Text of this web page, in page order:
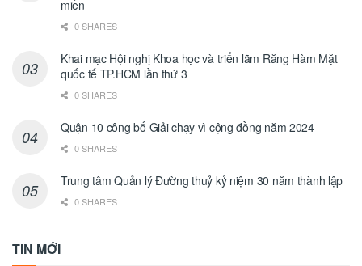
miền
0 SHARES
Khai mạc Hội nghị Khoa học và triển lãm Răng Hàm Mặt
quốc tế TP.HCM lần thứ 3
0 SHARES
Quận 10 công bố Giải chạy vì cộng đồng năm 2024
0 SHARES
Trung tâm Quản lý Đường thuỷ kỷ niệm 30 năm thành lập
0 SHARES
TIN MỚI